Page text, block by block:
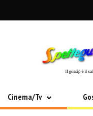
Cinema/Tv